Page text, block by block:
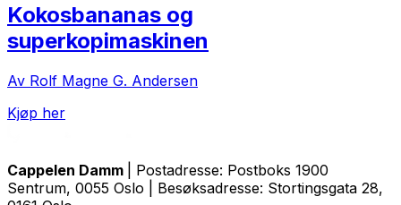
Kokosbananas og
superkopimaskinen
Av Rolf Magne G. Andersen
Kjøp her
Cappelen Damm
| Postadresse: Postboks 1900
Sentrum, 0055 Oslo | Besøksadresse: Stortingsgata 28,